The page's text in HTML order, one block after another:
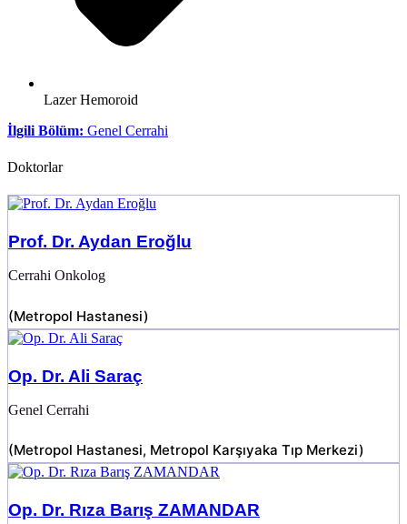
Lazer Hemoroid
İlgili Bölüm: Genel Cerrahi
Doktorlar
Prof. Dr. Aydan Eroğlu
Cerrahi Onkolog
(Metropol Hastanesi)
Op. Dr. Ali Saraç
Genel Cerrahi
(Metropol Hastanesi, Metropol Karşıyaka Tıp Merkezi)
Op. Dr. Rıza Barış ZAMANDAR